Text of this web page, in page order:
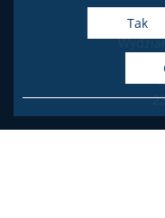
Tak
Serwis Naukowy
Nasze osiągnięcia